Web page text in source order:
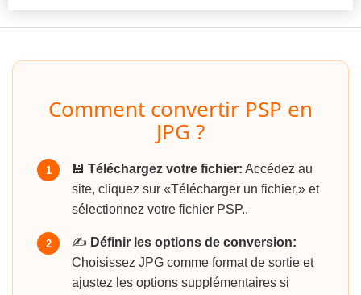
Comment convertir PSP en
JPG ?
1 💾 Téléchargez votre fichier: Accédez au
site, cliquez sur «Télécharger un fichier,» et
sélectionnez votre fichier PSP..
2 ✍️ Définir les options de conversion:
Choisissez JPG comme format de sortie et
ajustez les options supplémentaires si